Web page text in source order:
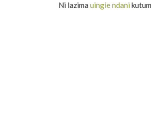
Ni lazima uingie ndani